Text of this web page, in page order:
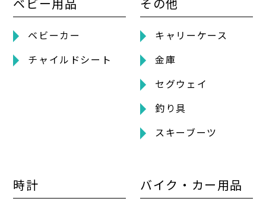
ベビーカー
チャイルドシート
キャリーケース
金庫
セグウェイ
釣り具
スキーブーツ
時計 バイク・カー用品